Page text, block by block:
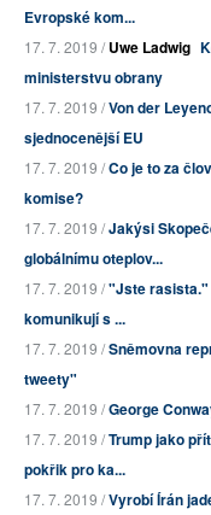
Evropské kom...
17. 7. 2019 /Uwe Ladwig
ministerstvu obrany
17. 7. 2019 /Von der
sjednocenější EU
17. 7. 2019 /Co je to za
komise?
17. 7. 2019 /Jakýsi
globálnímu oteplov...
17. 7. 2019 /"Jste rasista."
komunikují s ...
17. 7. 2019 /Sněmovna
tweety"
17. 7. 2019 /George
17. 7. 2019 /Trump jako
pokřik pro ka...
17. 7. 2019 /Vyrobí Írán